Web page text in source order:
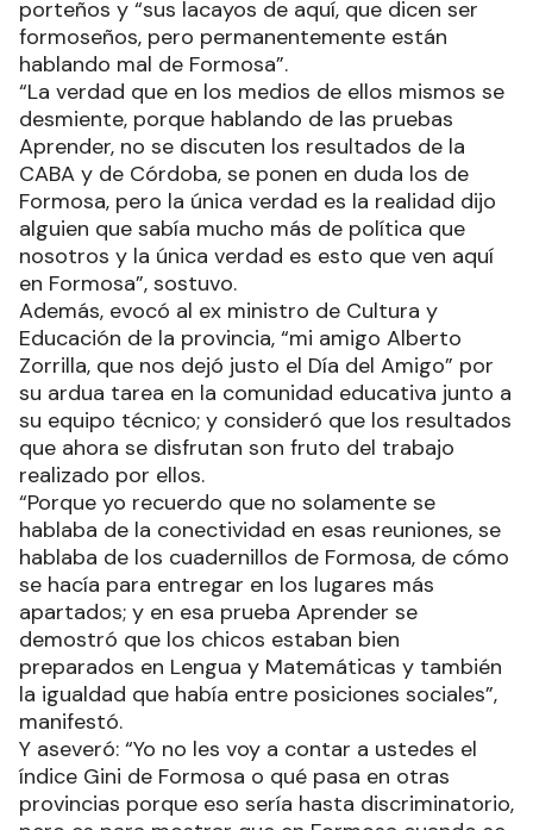
porteños y “sus lacayos de aquí, que dicen ser
formoseños, pero permanentemente están
hablando mal de Formosa”.
“La verdad que en los medios de ellos mismos se
desmiente, porque hablando de las pruebas
Aprender, no se discuten los resultados de la
CABA y de Córdoba, se ponen en duda los de
Formosa, pero la única verdad es la realidad dijo
alguien que sabía mucho más de política que
nosotros y la única verdad es esto que ven aquí
en Formosa”, sostuvo.
Además, evocó al ex ministro de Cultura y
Educación de la provincia, “mi amigo Alberto
Zorrilla, que nos dejó justo el Día del Amigo” por
su ardua tarea en la comunidad educativa junto a
su equipo técnico; y consideró que los resultados
que ahora se disfrutan son fruto del trabajo
realizado por ellos.
“Porque yo recuerdo que no solamente se
hablaba de la conectividad en esas reuniones, se
hablaba de los cuadernillos de Formosa, de cómo
se hacía para entregar en los lugares más
apartados; y en esa prueba Aprender se
demostró que los chicos estaban bien
preparados en Lengua y Matemáticas y también
la igualdad que había entre posiciones sociales”,
manifestó.
Y aseveró: “Yo no les voy a contar a ustedes el
índice Gini de Formosa o qué pasa en otras
provincias porque eso sería hasta discriminatorio,